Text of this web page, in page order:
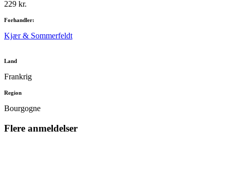
229 kr.
Forhandler:
Kjær & Sommerfeldt
Land
Frankrig
Region
Bourgogne
Flere anmeldelser